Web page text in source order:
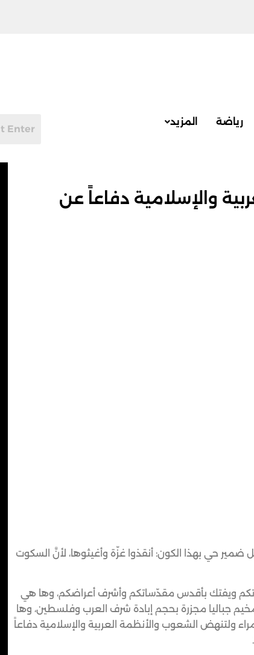
رياضة المزيد
والإسلامية دفاعاً عن
حي بهذا الكون: أنقذوا غزّة وأغيثوها، لأنَّ السكوت
ويفتك بأقدس مقدّساتكم وأشرف أعراضكم، وها هي
بمخيم جباليا مجزرة بحجم إبادة شرف العرب وفلسطين، وها
ولتنهض الشعوب والأنظمة العربية والإسلامية دفاعاً